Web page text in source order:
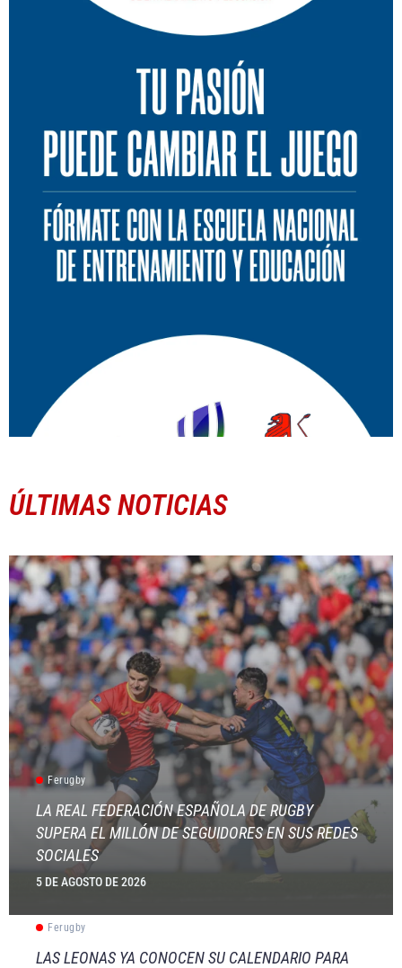
ÚLTIMAS NOTICIAS
Ferugby
LA REAL FEDERACIÓN ESPAÑOLA DE RUGBY
SUPERA EL MILLÓN DE SEGUIDORES EN SUS REDES
SOCIALES
5 DE AGOSTO DE 2026
Ferugby
LAS LEONAS YA CONOCEN SU CALENDARIO PARA